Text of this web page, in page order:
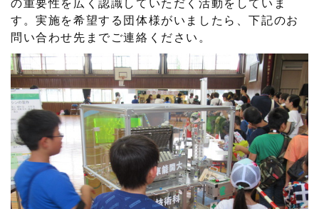
の重要性を広く認識していただく活動をしていま
す。実施を希望する団体様がいましたら、下記のお
問い合わせ先までご連絡ください。